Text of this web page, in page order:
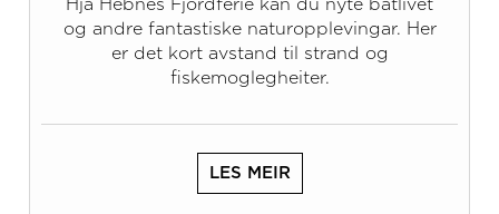
Hjå Hebnes Fjordferie kan du nyte båtlivet
og andre fantastiske naturopplevingar. Her
er det kort avstand til strand og
fiskemoglegheiter.
LES MEIR